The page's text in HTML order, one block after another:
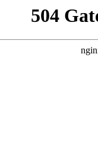
504